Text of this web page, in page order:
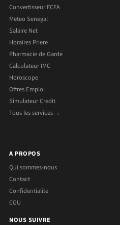
Convertisseur FCFA
Meteo Senegal
Salaire Net
Horaires Priere
Pharmacie de Garde
Calculateur IMC
Horoscope
Offres Emploi
Simulateur Credit
Tous les services →
A PROPOS
Qui sommes-nous
Contact
Confidentialite
CGU
NOUS SUIVRE